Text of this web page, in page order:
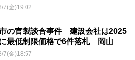
7(金)19:02
の官製談合事件 建設会社は2025
最低制限価格で6件落札 岡山
7(金)18:57